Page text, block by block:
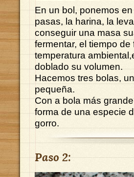
En un bol, ponemos
pasas, la harina, la
conseguir una masa
fermentar, el tiempo
temperatura
doblado su volumen.
Hacemos tres bolas,
pequeña.
Con a bola más
forma de una especie
gorro.
Paso 2: